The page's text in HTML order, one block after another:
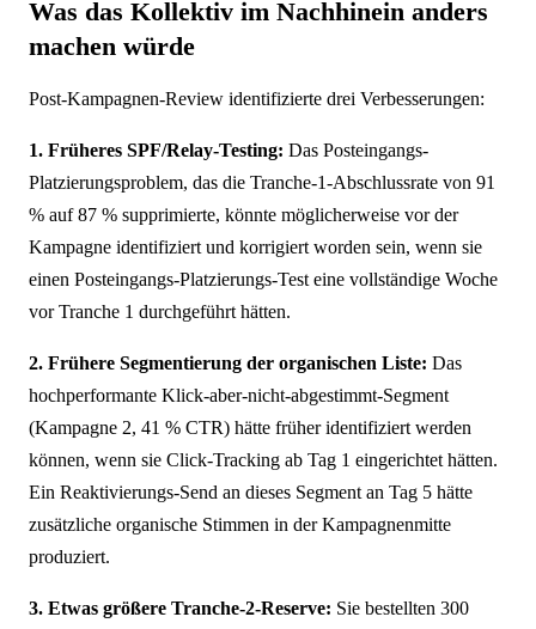
Was das Kollektiv im Nachhinein anders
machen würde
Post-Kampagnen-Review identifizierte drei Verbesserungen:
1. Früheres SPF/Relay-Testing: Das Posteingangs-
Platzierungsproblem, das die Tranche-1-Abschlussrate von 91
% auf 87 % supprimierte, könnte möglicherweise vor der
Kampagne identifiziert und korrigiert worden sein, wenn sie
einen Posteingangs-Platzierungs-Test eine vollständige Woche
vor Tranche 1 durchgeführt hätten.
2. Frühere Segmentierung der organischen Liste: Das
hochperformante Klick-aber-nicht-abgestimmt-Segment
(Kampagne 2, 41 % CTR) hätte früher identifiziert werden
können, wenn sie Click-Tracking ab Tag 1 eingerichtet hätten.
Ein Reaktivierungs-Send an dieses Segment an Tag 5 hätte
zusätzliche organische Stimmen in der Kampagnenmitte
produziert.
3. Etwas größere Tranche-2-Reserve: Sie bestellten 300